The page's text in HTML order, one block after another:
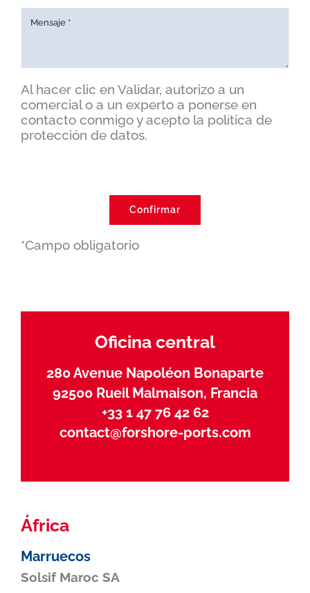
Al hacer clic en Validar, autorizo a un
comercial o a un experto a ponerse en
contacto conmigo y acepto la política de
protección de datos.
Confirmar
*Campo obligatorio
Oficina central
280 Avenue Napoléon Bonaparte
92500 Rueil Malmaison, Francia
+33 1 47 76 42 62
contact@forshore-ports.com
África
Marruecos
Solsif Maroc SA